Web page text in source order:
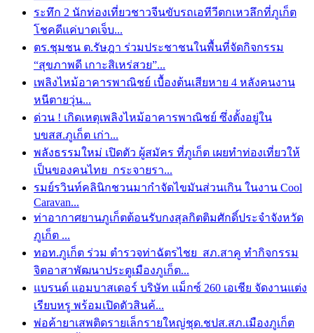
ระทึก 2 นักท่องเที่ยวชาวจีนขับรถเอทีวีตกเหวลึกที่ภูเก็ต
โชคดีแค่บาดเจ็บ...
ตร.ชุมชน ต.รัษฎา ร่วมประชาชนในพื้นที่จัดกิจกรรม
“สุขภาพดี เกาะสิเหร่สวย”...
เพลิงไหม้อาคารพาณิชย์ เบื้องต้นเสียหาย 4 หลังคนงาน
หนีตายวุ่น...
ด่วน ! เกิดเหตุเพลิงไหม้อาคารพาณิชย์ ซึ่งตั้งอยู่ใน
บขสส.ภูเก็ต เก่า...
พลังธรรมใหม่ เปิดตัว ผู้สมัคร ที่ภูเก็ต เผยทำท่องเที่ยวให้
เป็นของคนไทย กระจายรา...
รมย์รวินท์คลินิกชวนมากำจัดไขมันส่วนเกิน ในงาน Cool
Caravan...
ท่าอากาศยานภูเก็ตต้อนรับกงสุลกิตติมศักดิ์ประจำจังหวัด
ภูเก็ต ...
ทอท.ภูเก็ต ร่วม ตำรวจท่าฉัตรไชย สภ.สาคู ทำกิจกรรม
จิตอาสาพัฒนาประตูเมืองภูเก็ต...
แบรนด์ แอมบาสเดอร์ บริษัท แม็กซ์ 260 เอเชีย จัดงานแต่ง
เรียบหรู พร้อมเปิดตัวสินค้...
พ่อค้ายาเสพติดรายเล็กรายใหญ่ชุด.ชปส.สภ.เมืองภูเก็ต